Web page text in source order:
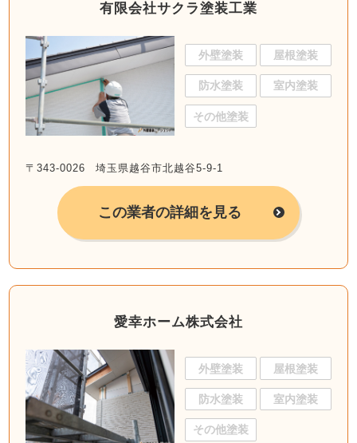
有限会社サクラ塗装工業
外壁塗装 屋根塗装
防水塗装 室内塗装
その他塗装
〒343-0026 埼玉県越谷市北越谷5-9-1
この業者の詳細を見る
愛幸ホーム株式会社
外壁塗装 屋根塗装
防水塗装 室内塗装
その他塗装